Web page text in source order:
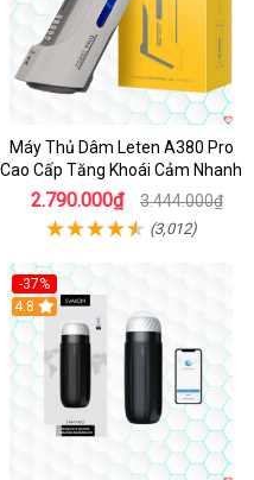
Máy Thủ Dâm Leten A380 Pro
Cao Cấp Tăng Khoái Cảm Nhanh
2.790.000₫ 3.444.000₫
(3,012)
-37%
4.8